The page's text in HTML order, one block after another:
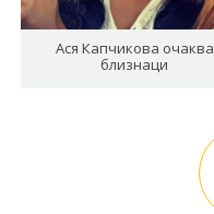
Ася Капчикова очаква
близнаци